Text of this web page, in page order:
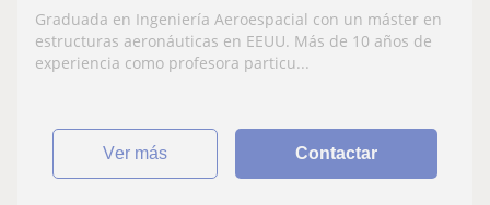
Graduada en Ingeniería Aeroespacial con un máster en
estructuras aeronáuticas en EEUU. Más de 10 años de
experiencia como profesora particu...
ver más Contactar